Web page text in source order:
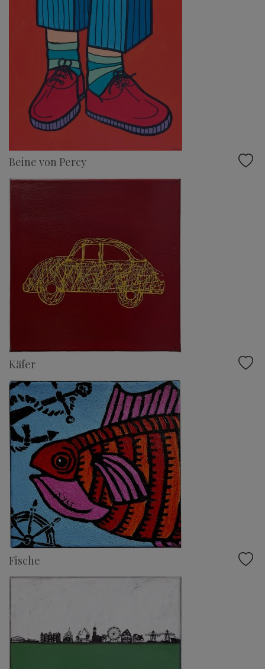
Beine von Percy
Käfer
Fische